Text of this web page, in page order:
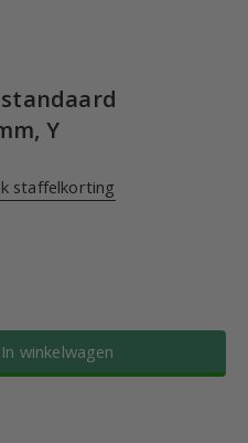
Y
staffelkorting
winkelwagen